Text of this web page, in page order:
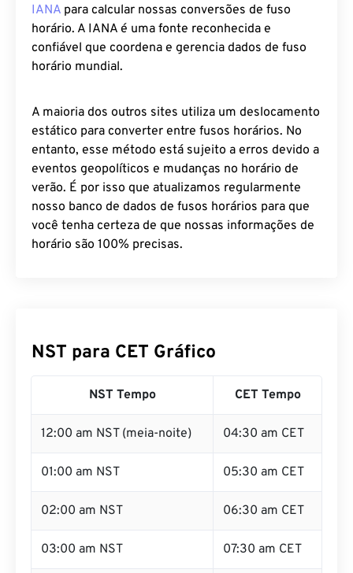
IANA para calcular nossas conversões de fuso
horário. A IANA é uma fonte reconhecida e
confiável que coordena e gerencia dados de fuso
horário mundial.
A maioria dos outros sites utiliza um deslocamento
estático para converter entre fusos horários. No
entanto, esse método está sujeito a erros devido a
eventos geopolíticos e mudanças no horário de
verão. É por isso que atualizamos regularmente
nosso banco de dados de fusos horários para que
você tenha certeza de que nossas informações de
horário são 100% precisas.
NST para CET Gráfico
NST Tempo CET Tempo
12:00 am NST (meia-noite) 04:30 am CET
01:00 am NST 05:30 am CET
02:00 am NST 06:30 am CET
03:00 am NST 07:30 am CET